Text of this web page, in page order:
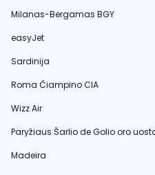
Milanas-Bergamas BGY
easyJet
Sardinija
Roma Čiampino CIA
Wizz Air
Paryžiaus Šarlio de Golio oro
Madeira